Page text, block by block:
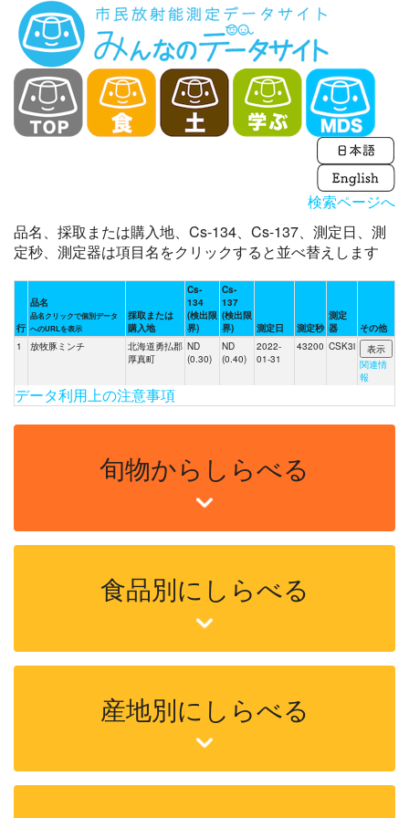
検索ページへ
品名、採取または購入地、Cs-134、Cs-137、測定日、測
定秒、測定器は項目名をクリックすると並べ替えします
行
品名
品名クリックで個別データ
へのURLを表示
採取または
購入地
Cs-
134
(検出限
界)
Cs-
137
(検出限
界)
測定日 測定秒
測定
器
その他
1
放牧豚ミンチ
北海道勇払郡
厚真町
ND
(0.30)
ND
(0.40)
2022-
01-31
43200 CSK3i
関連情
報
データ利用上の注意事項
旬物からしらべる
食品別にしらべる
産地別にしらべる